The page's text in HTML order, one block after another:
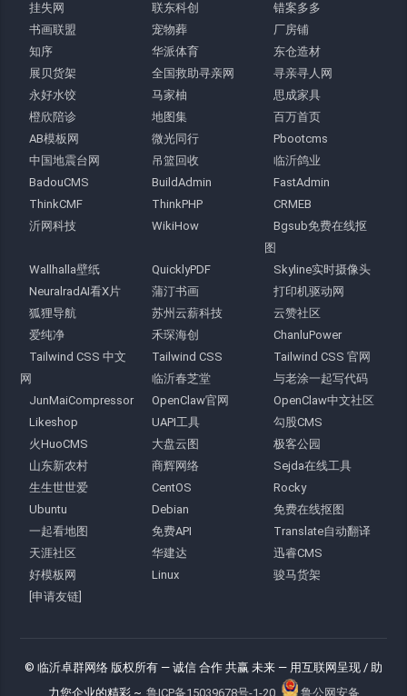
挂失网
联东科创
错案多多
书画联盟
宠物葬
厂房铺
知序
华派体育
东仓造材
展贝货架
全国救助寻亲网
寻亲寻人网
永好水饺
马家柚
思成家具
橙欣陪诊
地图集
百万首页
AB模板网
微光同行
Pbootcms
中国地震台网
吊篮回收
临沂鸽业
BadouCMS
BuildAdmin
FastAdmin
ThinkCMF
ThinkPHP
CRMEB
沂网科技
WikiHow
Bgsub免费在线抠
图
Wallhalla壁纸
QuicklyPDF
Skyline实时摄像头
NeuralradAI看X片
蒲汀书画
打印机驱动网
狐狸导航
苏州云薪科技
云赞社区
爱纯净
禾琛海创
ChanluPower
Tailwind CSS 中文
网
Tailwind CSS
Tailwind CSS 官网
临沂春芝堂
与老涂一起写代码
JunMaiCompressor
OpenClaw官网
OpenClaw中文社区
Likeshop
UAPI工具
勾股CMS
火HuoCMS
大盘云图
极客公园
山东新农村
商辉网络
Sejda在线工具
生生世世爱
CentOS
Rocky
Ubuntu
Debian
免费在线抠图
一起看地图
免费API
Translate自动翻译
天涯社区
华建达
迅睿CMS
好模板网
Linux
骏马货架
[申请友链]
© 临沂卓群网络 版权所有 — 诚信 合作 共赢 未来 — 用互联网呈现 / 助
力您企业的精彩 ~ 鲁ICP备15039678号-1-20 鲁公网安备